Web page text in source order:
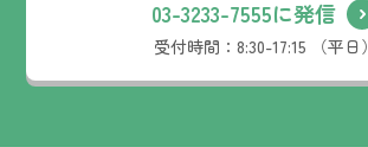
03-3233-7555に発信
受付時間： 8:30-17:15 （平日）